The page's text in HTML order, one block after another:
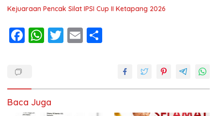
Kejuaraan Pencak Silat IPSI Cup II Ketapang 2026
F
o
W
A
T E
Baca Juga